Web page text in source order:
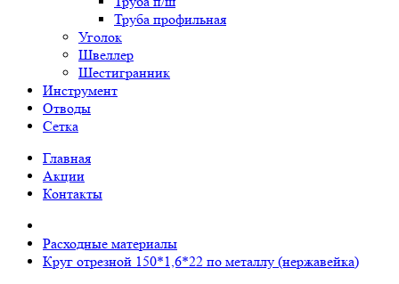
Труба профильная
Уголок
Швеллер
Шестигранник
Инструмент
Отводы
Сетка
Главная
Акции
Контакты
Расходные материалы
Круг отрезной 150*1,6*22 по металлу (нержавейка)